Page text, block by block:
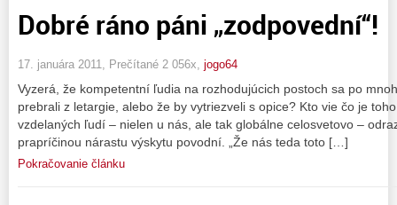
Dobré ráno páni „zodpovední“!
17. januára 2011, Prečítané 2 056x, jogo64
Vyzerá, že kompetentní ľudia na rozhodujúcich postoch sa po
prebrali z letargie, alebo že by vytriezveli s opice? Kto vie čo je
vzdelaných ľudí – nielen u nás, ale tak globálne celosvetovo –
prapríčinou nárastu výskytu povodní. „Že nás teda toto […]
Pokračovanie článku